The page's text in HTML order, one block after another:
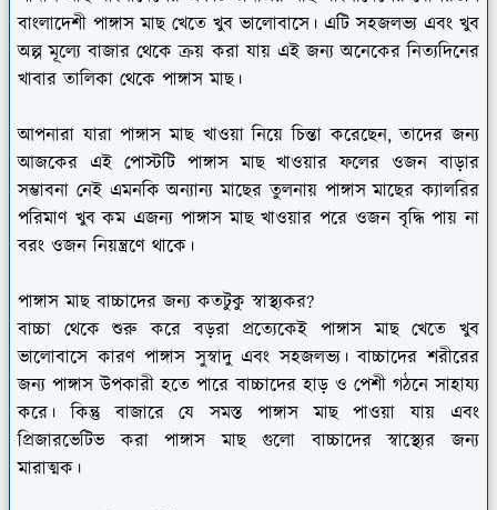
বাংলাদেশী পাঙ্গাস মাছ খেতে খুব ভালোবাসে। এটি সহজলভ্য এবং খুব
অল্প মূল্যে বাজার থেকে ক্রয় করা যায় এই জন্য অনেকের নিত্যদিনের
খাবার তালিকা থেকে পাঙ্গাস মাছ।
আপনারা যারা পাঙ্গাস মাছ খাওয়া নিয়ে চিন্তা করেছেন, তাদের জন্য
আজকের এই পোস্টটি পাঙ্গাস মাছ খাওয়ার ফলের ওজন বাড়ার
সম্ভাবনা নেই এমনকি অন্যান্য মাছের তুলনায় পাঙ্গাস মাছের ক্যালরির
পরিমাণ খুব কম এজন্য পাঙ্গাস মাছ খাওয়ার পরে ওজন বৃদ্ধি পায় না
বরং ওজন নিয়ন্ত্রণে থাকে।
পাঙ্গাস মাছ বাচ্চাদের জন্য কতটুকু স্বাস্থ্যকর?
বাচ্চা থেকে শুরু করে বড়রা প্রত্যেকেই পাঙ্গাস মাছ খেতে খুব
ভালোবাসে কারণ পাঙ্গাস সুস্বাদু এবং সহজলভ্য। বাচ্চাদের শরীরের
জন্য পাঙ্গাস উপকারী হতে পারে বাচ্চাদের হাড় ও পেশী গঠনে সাহায্য
করে। কিন্তু বাজারে যে সমস্ত পাঙ্গাস মাছ পাওয়া যায় এবং
প্রিজারভেটিভ করা পাঙ্গাস মাছ গুলো বাচ্চাদের স্বাস্থ্যের জন্য
মারাত্মক।